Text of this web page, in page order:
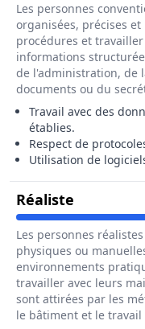
Les personnes
organisées, précises
procédures et
informations
de l'administration, de
documents ou du
Travail avec des
établies.
Respect de
Utilisation de
Réaliste Pour Le
Les personnes
physiques ou
environnements
travailler avec leurs
sont attirées par les
le bâtiment et le travail